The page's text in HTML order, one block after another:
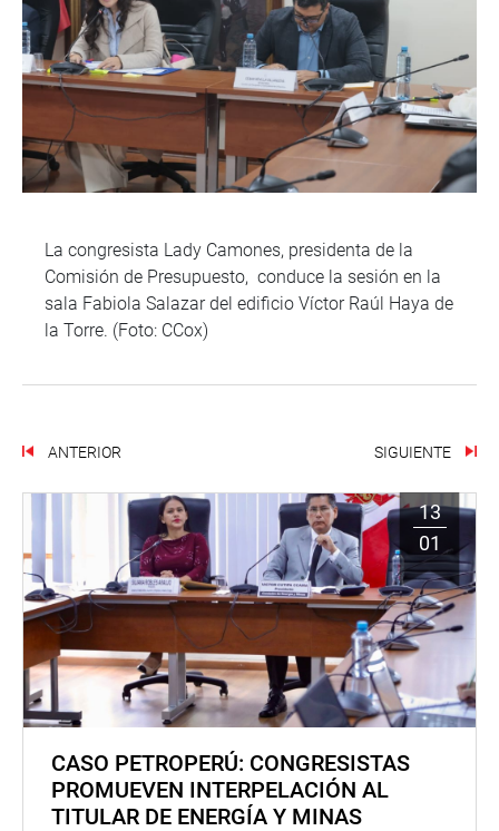
La congresista Lady Camones, presidenta de la
Comisión de Presupuesto, conduce la sesión en la
sala Fabiola Salazar del edificio Víctor Raúl Haya de
la Torre. (Foto: CCox)
ANTERIOR SIGUIENTE
13
01
CASO PETROPERÚ: CONGRESISTAS
PROMUEVEN INTERPELACIÓN AL
TITULAR DE ENERGÍA Y MINAS